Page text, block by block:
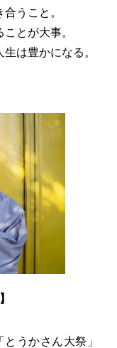
うこと。
とが大事。
は豊かになる。
うかさん大祭」